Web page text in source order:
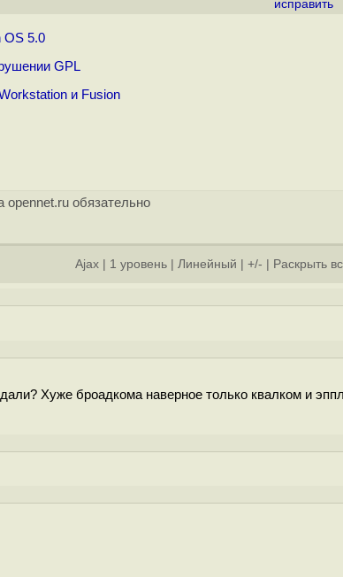
исправить
OS 5.0
GPL
и Fusion
opennet.ru обязательно
Ajax 1 уровень Линейный +/- Раскрыть
Хуже броадкома наверное только квалком и